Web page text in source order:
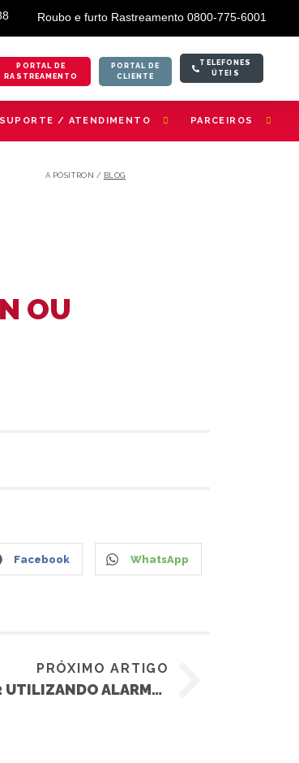
Roubo e furto Rastreamento 0800-775-6001
PORTAL DE
RASTREAMENTO
PORTAL DE
CLIENTE
TELEFONES
ÚTEIS
SUPORTE / ATENDIMENTO PARCEIROS
A PÓSITRON / BLOG
OU
Facebook WhatsApp
PRÓXIMO ARTIGO
ACIONAMENTO DOS VE C/ SW272 UTILIZANDO ALARMES PÓSITRON – MONTANA 2010 EM DIANTE (GM)